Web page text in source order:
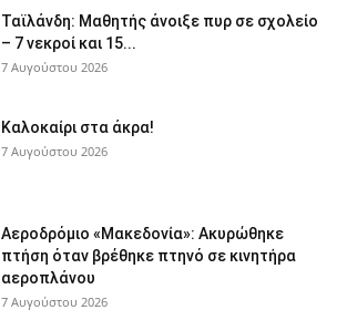
Ταϊλάνδη: Μαθητής άνοιξε πυρ σε σχολείο
– 7 νεκροί και 15...
7 Αυγούστου 2026
Καλοκαίρι στα άκρα!
7 Αυγούστου 2026
Αεροδρόμιο «Μακεδονία»: Ακυρώθηκε
πτήση όταν βρέθηκε πτηνό σε κινητήρα
αεροπλάνου
7 Αυγούστου 2026